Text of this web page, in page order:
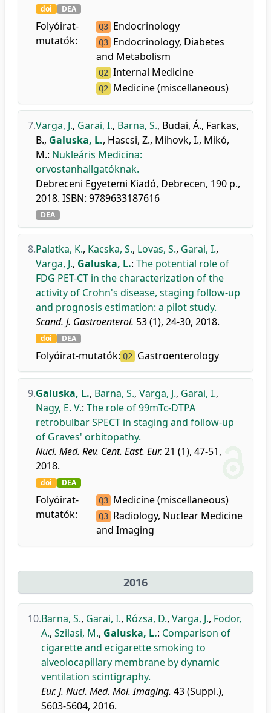
doi DEA
Folyóirat-
mutatók:
Q3 Endocrinology
Q3 Endocrinology, Diabetes
and Metabolism
Q2 Internal Medicine
Q2 Medicine (miscellaneous)
7.Varga, J., Garai, I., Barna, S., Budai, Á., Farkas,
B., Galuska, L., Hascsi, Z., Mihovk, I., Mikó,
M.: Nukleáris Medicina:
orvostanhallgatóknak.
Debreceni Egyetemi Kiadó, Debrecen, 190 p.,
2018. ISBN: 9789633187616
DEA
8.Palatka, K., Kacska, S., Lovas, S., Garai, I.,
Varga, J., Galuska, L.: The potential role of
FDG PET-CT in the characterization of the
activity of Crohn's disease, staging follow-up
and prognosis estimation: a pilot study.
Scand. J. Gastroenterol. 53 (1), 24-30, 2018.
doi DEA
Folyóirat-mutatók: Q2 Gastroenterology
9.Galuska, L., Barna, S., Varga, J., Garai, I.,
Nagy, E. V.: The role of 99mTc-DTPA
retrobulbar SPECT in staging and follow-up
of Graves' orbitopathy.
Nucl. Med. Rev. Cent. East. Eur. 21 (1), 47-51,
2018.
doi DEA
Folyóirat-
mutatók:
Q3 Medicine (miscellaneous)
Q3 Radiology, Nuclear Medicine
and Imaging
2016
10.Barna, S., Garai, I., Rózsa, D., Varga, J., Fodor,
A., Szilasi, M., Galuska, L.: Comparison of
cigarette and ecigarette smoking to
alveolocapillary membrane by dynamic
ventilation scintigraphy.
Eur. J. Nucl. Med. Mol. Imaging. 43 (Suppl.),
S603-S604, 2016.